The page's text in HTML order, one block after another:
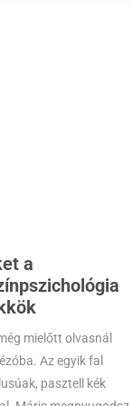
a
mielőtt olvasnál
Az egyik fal
pasztell kék